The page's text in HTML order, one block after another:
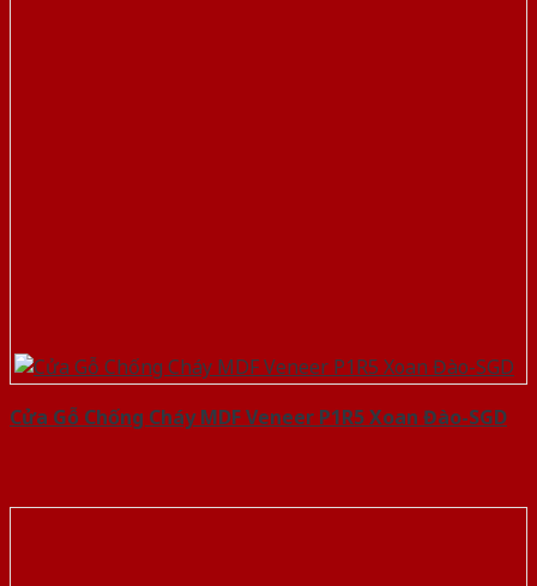
Cửa Gỗ Chống Cháy MDF Veneer P1R5 Xoan Đào-SGD